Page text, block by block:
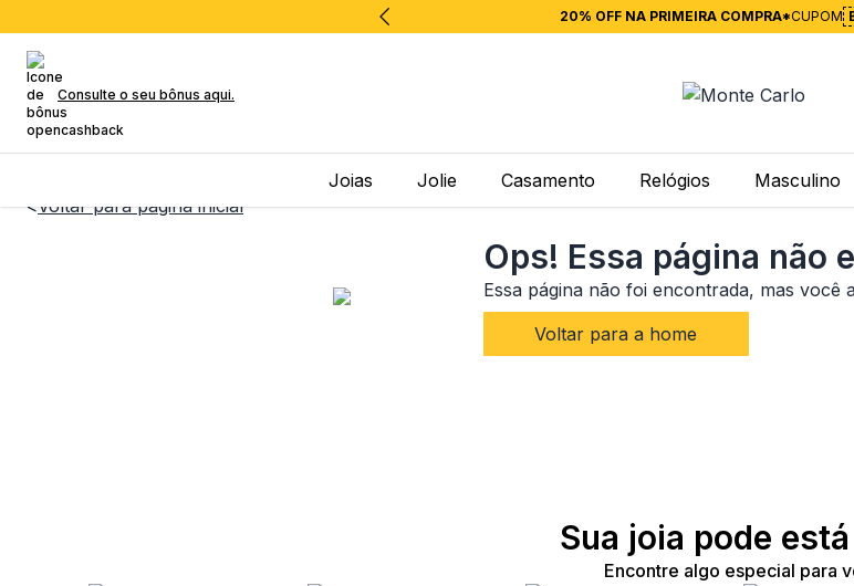
20% OFF NA PRIMEIRA COMPRA*CUPOM
Consulte o seu bônus aqui.
Joias Jolie Casamento Relógios Masculino
<Voltar para página inicial
Ops! Essa página não
Essa página não foi encontrada, mas
Voltar para a home
Sua joia pode
Encontre algo especial para